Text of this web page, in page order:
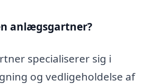
anlægsgartner?
specialiserer sig i
og vedligeholdelse af